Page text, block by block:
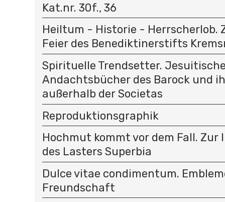
Kat.nr. 30f., 36
Heiltum - Historie -
Feier des Benediktinerstifts
Spirituelle Trendsetter.
Andachtsbücher des Barock und
außerhalb der Societas
Reproduktionsgraphik
Hochmut kommt vor dem Fall. Zur
des Lasters Superbia
Dulce vitae condimentum.
Freundschaft